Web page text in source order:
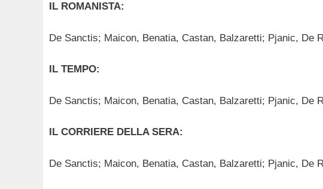
IL ROMANISTA:
De Sanctis; Maicon, Benatia, Castan, Balzaretti; Pjanic, De
IL TEMPO:
De Sanctis; Maicon, Benatia, Castan, Balzaretti; Pjanic, De
IL CORRIERE DELLA SERA:
De Sanctis; Maicon, Benatia, Castan, Balzaretti; Pjanic, De